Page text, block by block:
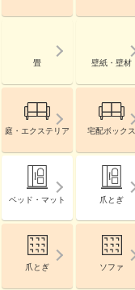
畳 壁紙・壁材
庭・エクステリア 宅配ボックス
ベッド・マット 爪とぎ
爪とぎ ソファ